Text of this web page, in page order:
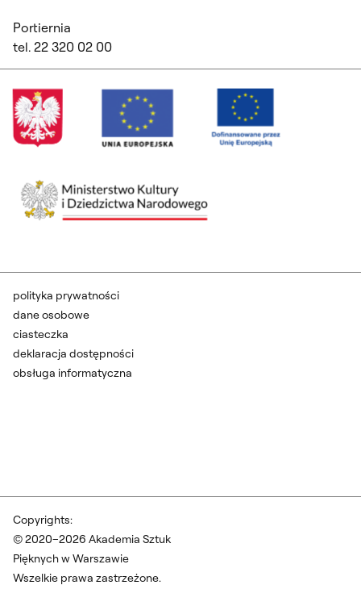
Portiernia
tel. 22 320 02 00
Copyrights:
© 2020–2026 Akademia Sztuk
Pięknych w Warszawie
Wszelkie prawa zastrzeżone.
polityka prywatności
dane osobowe
ciasteczka
deklaracja dostępności
obsługa informatyczna